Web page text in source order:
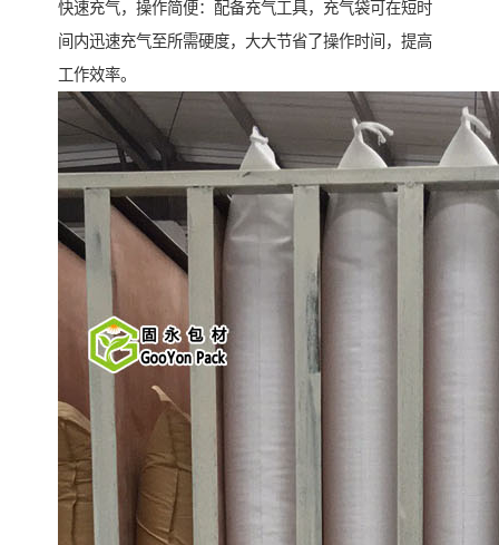
快速充气，操作简便：配备充气工具，充气袋可在短时
间内迅速充气至所需硬度，大大节省了操作时间，提高
工作效率。